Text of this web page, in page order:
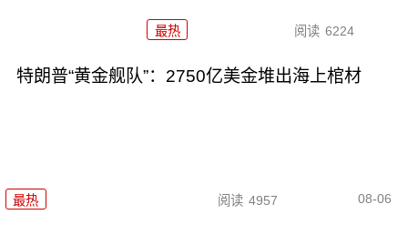
最热 阅读 6224
特朗普“黄金舰队”：2750亿美金堆出海上棺材
最热 阅读 4957 08-06